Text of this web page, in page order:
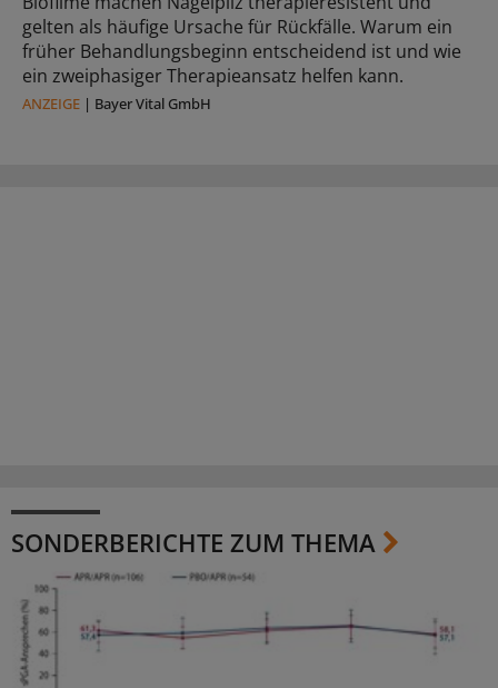
gelten als häufige Ursache für Rückfälle. Warum ein
früher Behandlungsbeginn entscheidend ist und wie
ein zweiphasiger Therapieansatz helfen kann.
ANZEIGE | Bayer Vital GmbH
SONDERBERICHTE ZUM THEMA